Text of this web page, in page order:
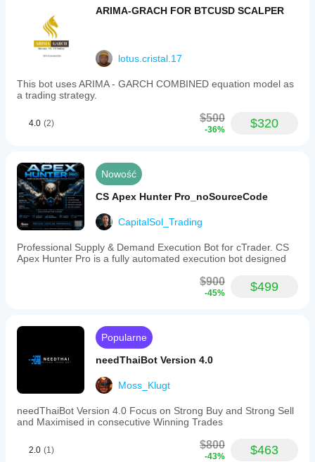
ARIMA-GRACH FOR BTCUSD SCALPER
lotus.cristal.17
This bot uses ARIMA - GARCH COMBINED equation model as
a trading strategy.
4.0 (2) $500
-36% $320
Nowość
CS Apex Hunter Pro_noSourceCode
CapitalSol_Trading
Professional Supply & Demand Execution Bot for cTrader. CS
Apex Hunter Pro is a fully automated execution bot designed
$900
-45% $499
Popularne
needThaiBot Version 4.0
Moss_Klugt
needThaiBot Version 4.0 Focus on Strong Buy and Strong Sell
and Maximised in consecutive Winning Trades
2.0 (1) $800
-43% $463